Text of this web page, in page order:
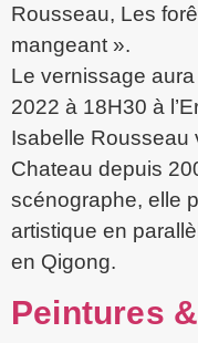
Rousseau, Les
mangeant ».
Le vernissage
2022 à 18H30 à
Isabelle Rousseau
Chateau depuis
scénographe, elle
artistique en
en Qigong.
Peintures